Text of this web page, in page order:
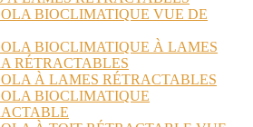
BIOCLIMATIQUE VUE DE
BIOCLIMATIQUE À LAMES
RÉTRACTABLES
À LAMES RÉTRACTABLES
BIOCLIMATIQUE